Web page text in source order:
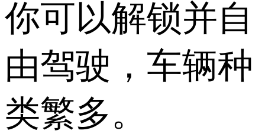
你可以解锁并自
由驾驶，车辆种
类繁多。